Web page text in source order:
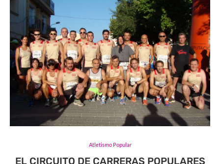
Atletismo Popular
EL CIRCUITO DE CARRERAS POPULARES